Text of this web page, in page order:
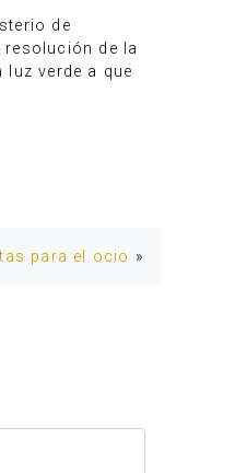
de
resolución de la
verde a que
para el ocio »